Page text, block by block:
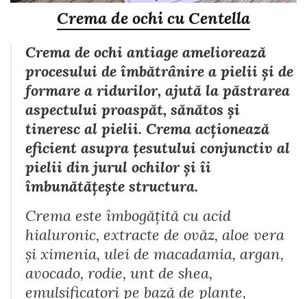
Crema de ochi cu Centella
Crema de ochi antiage ameliorează
procesului de îmbătrânire a pielii și de
formare a ridurilor, ajută la păstrarea
aspectului proaspăt, sănătos și
tineresc al pielii. Crema acționează
eficient asupra țesutului conjunctiv al
pielii din jurul ochilor și îi
îmbunătățește structura.
Crema este îmbogățită cu acid
hialuronic, extracte de ovăz, aloe vera
și ximenia, ulei de macadamia, argan,
avocado, rodie, unt de shea,
emulsificatori pe bază de plante,